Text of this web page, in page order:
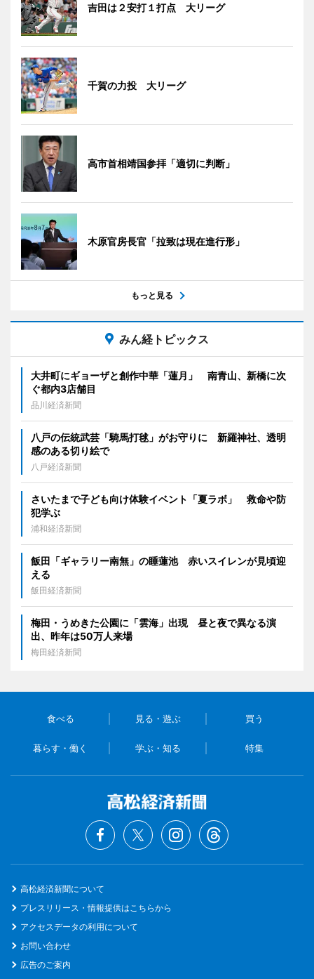
吉田は２安打１打点 大リーグ
千賀の力投 大リーグ
高市首相靖国参拝「適切に判断」
木原官房長官「拉致は現在進行形」
もっと見る
みん経トピックス
大井町にギョーザと創作中華「蓮月」 南青山、新橋に次
ぐ都内3店舗目
品川経済新聞
八戸の伝統武芸「騎馬打毬」がお守りに 新羅神社、透明
感のある切り絵で
八戸経済新聞
さいたまで子ども向け体験イベント「夏ラボ」 救命や防
犯学ぶ
浦和経済新聞
飯田「ギャラリー南無」の睡蓮池 赤いスイレンが見頃迎
える
飯田経済新聞
梅田・うめきた公園に「雲海」出現 昼と夜で異なる演
出、昨年は50万人来場
梅田経済新聞
食べる 見る・遊ぶ 買う
暮らす・働く 学ぶ・知る 特集
高松経済新聞について
プレスリリース・情報提供はこちらから
アクセスデータの利用について
お問い合わせ
広告のご案内